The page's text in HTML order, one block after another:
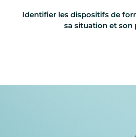
Identifier les dispositifs de
sa situation et son